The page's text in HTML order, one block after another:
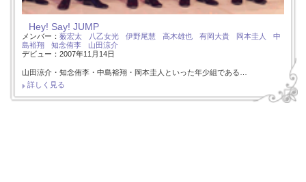
Hey! Say! JUMP
メンバー： 薮宏太 八乙女光 伊野尾慧 高木雄也 有岡大貴 岡本圭人
中
島裕翔
知念侑李
山田涼介
デビュー：2007年11月14日
山田涼介・知念侑李・中島裕翔・岡本圭人といった年少組である…
詳しく見る